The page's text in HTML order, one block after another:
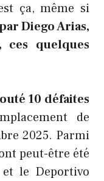
ça, même si
Diego Arias,
quelques
10 défaites
de
2025. Parmi
peut-être été
le Deportivo